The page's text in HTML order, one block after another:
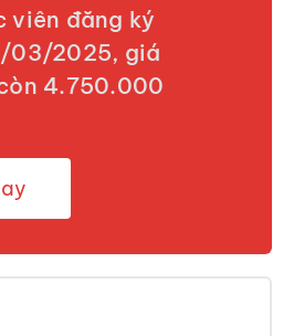
viên đăng ký
03/2025, giá
4.750.000